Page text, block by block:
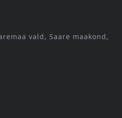
vald, Saare maakond,